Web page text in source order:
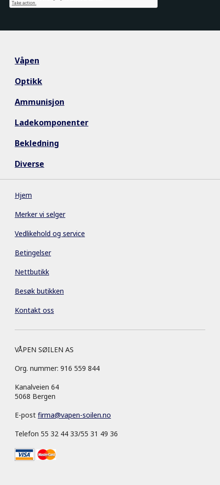
Våpen
Optikk
Ammunisjon
Ladekomponenter
Bekledning
Diverse
Hjem
Merker vi selger
Vedlikehold og service
Betingelser
Nettbutikk
Besøk butikken
Kontakt oss
VÅPEN SØILEN AS
Org. nummer: 916 559 844
Kanalveien 64
5068 Bergen
E-post firma@vapen-soilen.no
Telefon 55 32 44 33/55 31 49 36